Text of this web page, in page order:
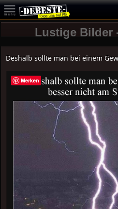
Lustige Bilder
Deshalb sollte man bei einem
Merken